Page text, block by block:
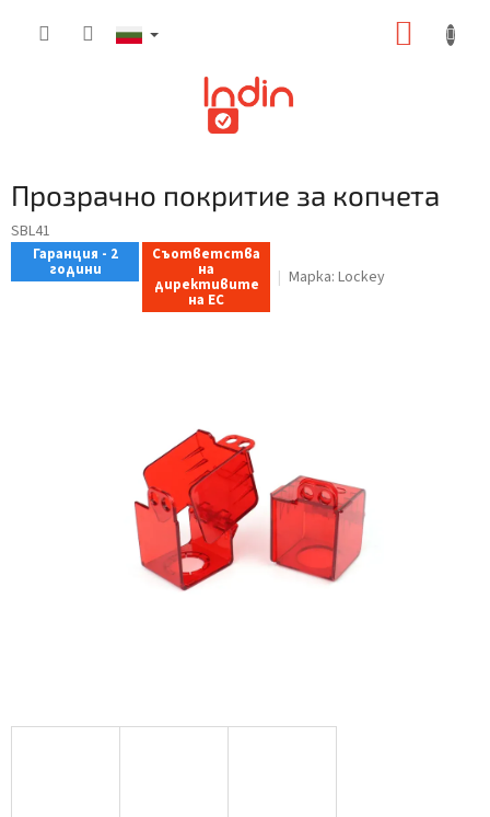
Прозрачно покритие за копчета
SBL41
Гаранция - 2
години
Съответства
на
директивите
на ЕС
Марка: Lockey